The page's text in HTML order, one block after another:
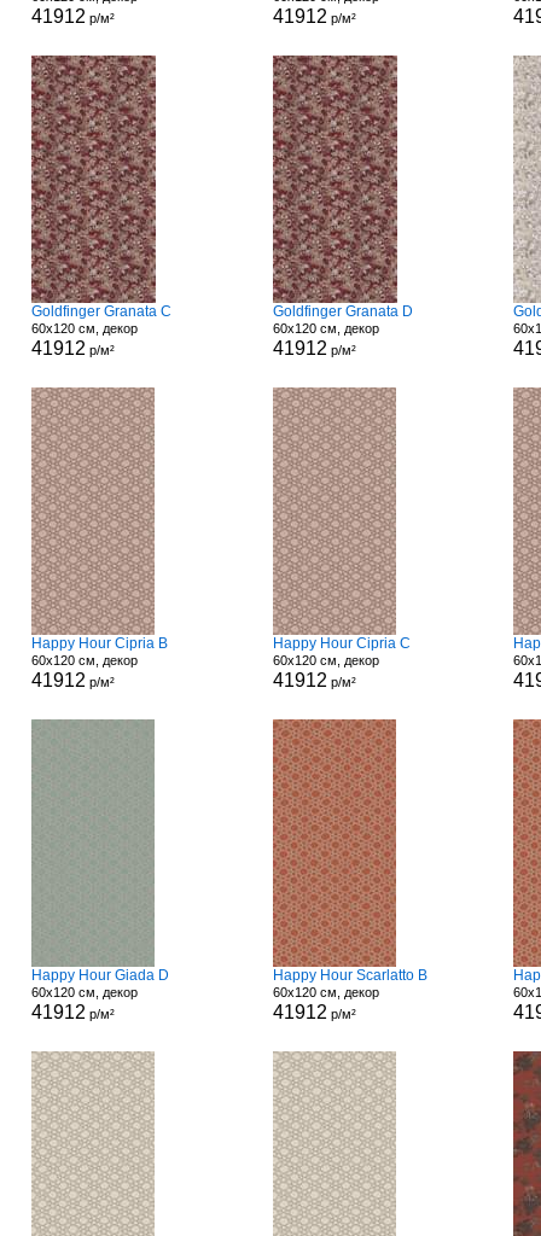
41912 р/м² 41912 р/м²
Goldfinger Granata C
60x120 см, декор
41912 р/м²
Goldfinger Granata D
60x120 см, декор
41912 р/м²
Happy Hour Cipria B
60x120 см, декор
41912 р/м²
Happy Hour Cipria C
60x120 см, декор
41912 р/м²
Happy Hour Giada D
60x120 см, декор
41912 р/м²
Happy Hour Scarlatto B
60x120 см, декор
41912 р/м²